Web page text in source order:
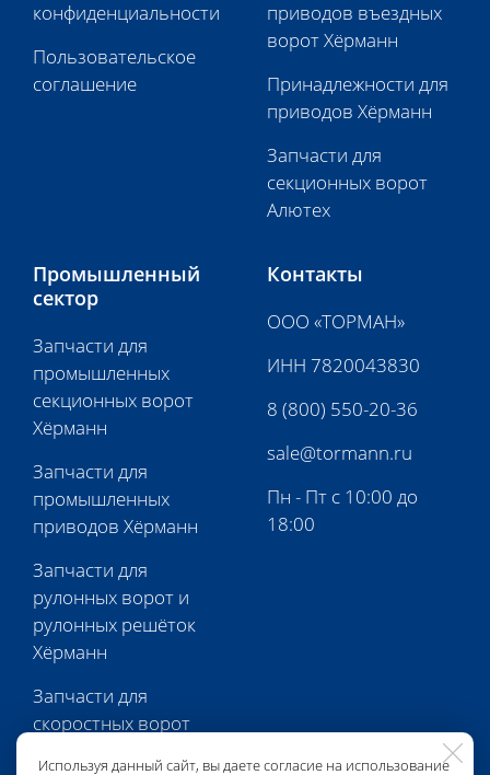
Используя данный сайт, вы даете согласие на использование
конфиденциальности
Пользовательское
соглашение
приводов въездных
ворот Хёрманн
Принадлежности для
приводов Хёрманн
Запчасти для
секционных ворот
Алютех
Промышленный
сектор
Запчасти для
промышленных
секционных ворот
Хёрманн
Запчасти для
промышленных
приводов Хёрманн
Запчасти для
рулонных ворот и
рулонных решёток
Хёрманн
Запчасти для
скоростных ворот
Контакты
ООО «ТОРМАН»
ИНН 7820043830
8 (800) 550-20-36
sale@tormann.ru
Пн - Пт с 10:00 до
18:00